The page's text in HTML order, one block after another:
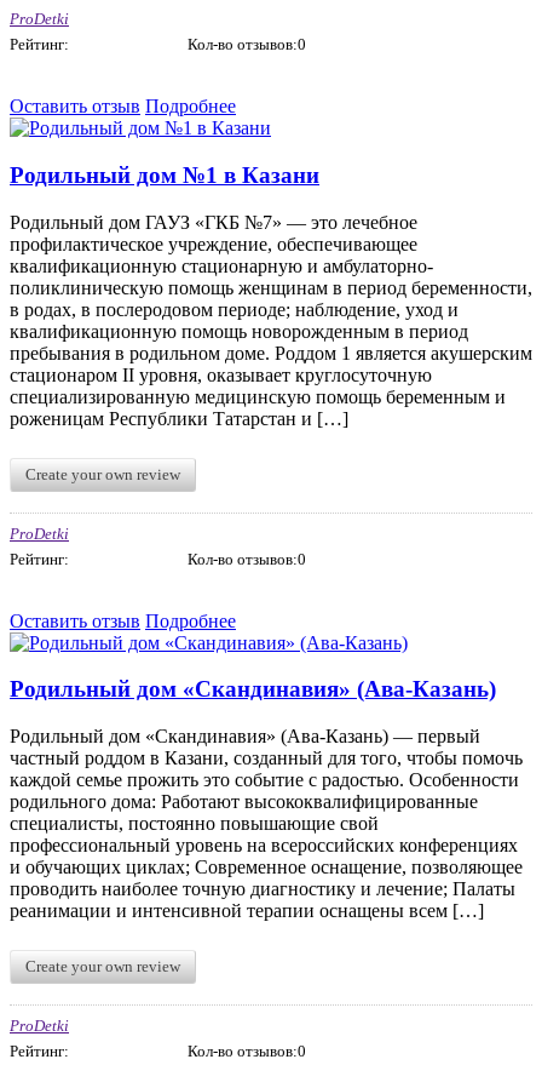
ProDetki
Рейтинг:
Кол-во отзывов:0
Оставить отзыв Подробнее
Родильный дом №1 в Казани
Родильный дом ГАУЗ «ГКБ №7» — это лечебное
профилактическое учреждение, обеспечивающее
квалификационную стационарную и амбулаторно-
поликлиническую помощь женщинам в период беременности,
в родах, в послеродовом периоде; наблюдение, уход и
квалификационную помощь новорожденным в период
пребывания в родильном доме. Роддом 1 является акушерским
стационаром II уровня, оказывает круглосуточную
специализированную медицинскую помощь беременным и
роженицам Республики Татарстан и […]
Create your own review
ProDetki
Рейтинг:
Кол-во отзывов:0
Оставить отзыв Подробнее
Родильный дом «Скандинавия» (Ава-Казань)
Родильный дом «Скандинавия» (Ава-Казань) — первый
частный роддом в Казани, созданный для того, чтобы помочь
каждой семье прожить это событие с радостью. Особенности
родильного дома: Работают высококвалифицированные
специалисты, постоянно повышающие свой
профессиональный уровень на всероссийских конференциях
и обучающих циклах; Современное оснащение, позволяющее
проводить наиболее точную диагностику и лечение; Палаты
реанимации и интенсивной терапии оснащены всем […]
Create your own review
ProDetki
Рейтинг:
Кол-во отзывов:0